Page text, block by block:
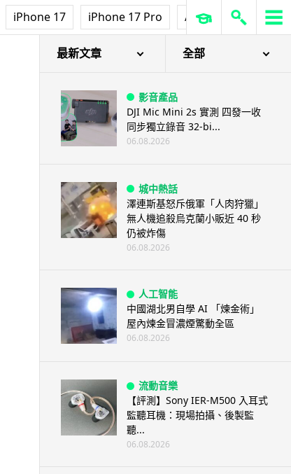
iPhone 17 iPhone 17 Pro AirPods Pro 3
最新文章 全部
影音產品
DJI Mic Mini 2s 實測 四發一收
同步獨立錄音 32-bi...
06.08.2026
城中熱話
澤連斯基怒斥俄軍「人肉狩獵」
無人機追殺烏克蘭小販近 40 秒
仍被炸傷
06.08.2026
人工智能
中國湖北男自學 AI 「煉金術」
屋內煉金冒濃煙驚動全區
06.08.2026
流動音樂
【評測】Sony IER-M500 入耳式
監聽耳機：現場拍攝、後製監
聽...
06.08.2026